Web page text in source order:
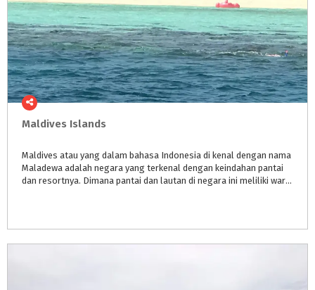
Maldives Islands
Maldives atau yang dalam bahasa Indonesia di kenal dengan nama
Maladewa adalah negara yang terkenal dengan keindahan pantai
dan resortnya. Dimana pantai dan lautan di negara ini meliliki warna unik (biru tosca dan hijau tosca).